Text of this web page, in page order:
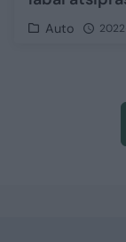
Auto